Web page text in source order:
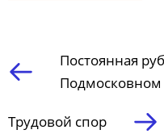
Постоянная
Подмосковном
Трудовой спор